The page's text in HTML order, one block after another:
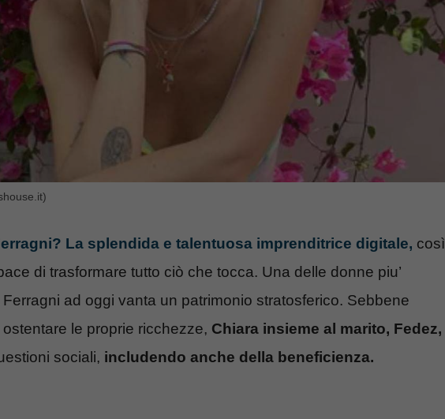
La splendida e talentuosa imprenditrice digitale, così
di trasformare tutto ciò che tocca. Una delle donne piu’
ad oggi vanta un patrimonio stratosferico. Sebbene
le proprie ricchezze, Chiara insieme al marito, Fedez,
sociali, includendo anche della beneficienza.